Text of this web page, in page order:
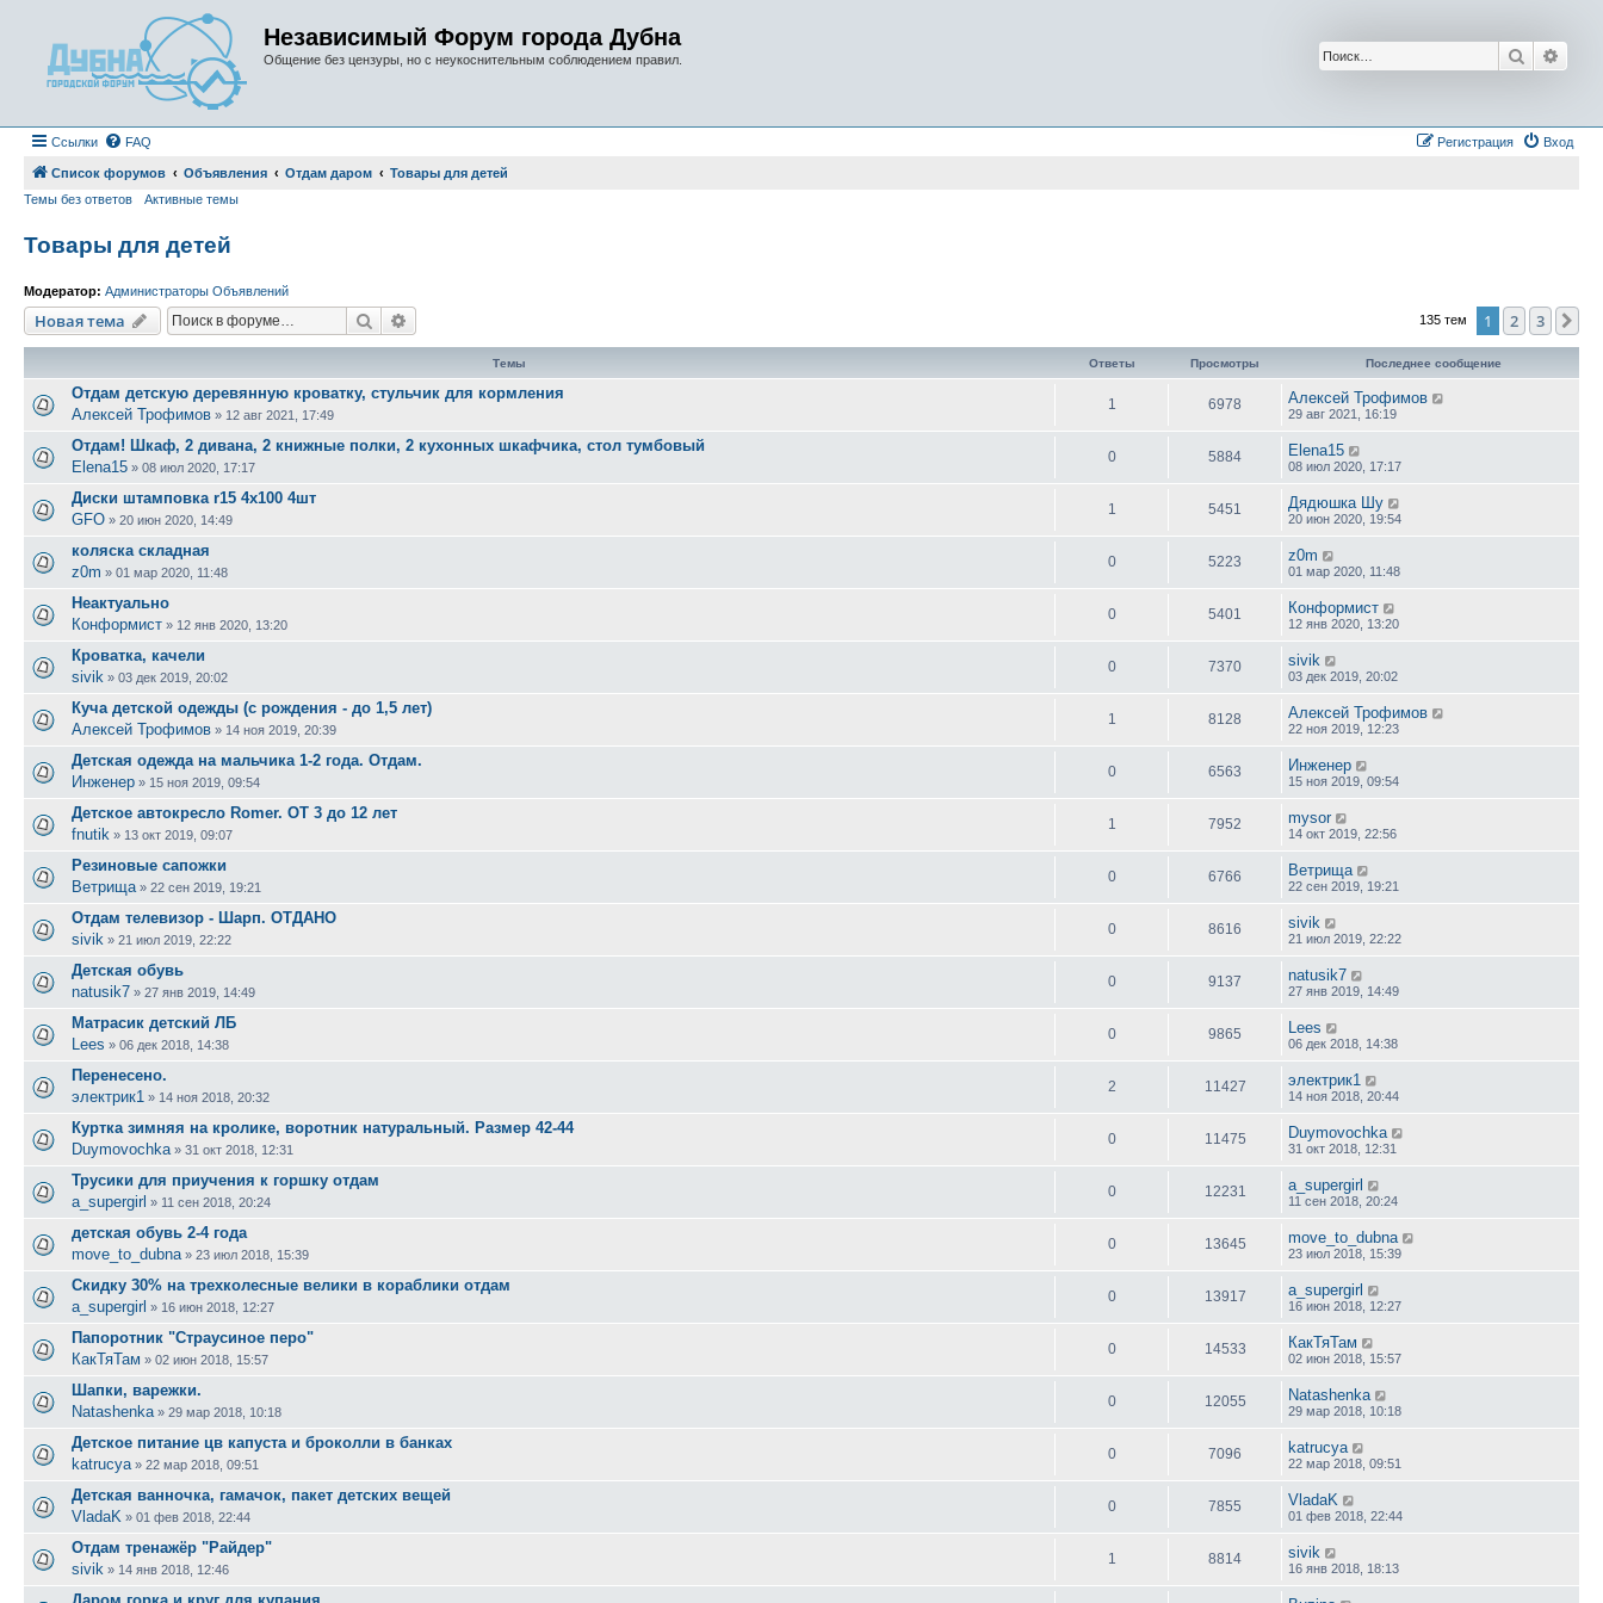
Независимый Форум города Дубна
Общение без цензуры, но с неукоснительным соблюдением правил. Поиск
Ссылки FAQ Вход
Регистрация
Список форумов Объявления Отдам даром
Товары для детей
Темы без ответов
Активные темы
Товары для детей
Модератор: Администраторы Объявлений
Новая тема Поиск 135 тем 1 2 3
Темы Ответы Просмотры Последнее сообщение
Отдам детскую деревянную кроватку, стульчик для кормления
Алексей Трофимов » 12 авг 2021, 17:49
1 6978 Алексей Трофимов
29 авг 2021, 16:19
Отдам! Шкаф, 2 дивана, 2 книжные полки, 2 кухонных шкафчика, стол тумбовый
Elena15 » 08 июл 2020, 17:17
0 5884 Elena15
08 июл 2020, 17:17
Диски штамповка r15 4х100 4шт
GFO » 20 июн 2020, 14:49
1 5451 Дядюшка Шу
20 июн 2020, 19:54
коляска складная
z0m » 01 мар 2020, 11:48
0 5223 z0m
01 мар 2020, 11:48
Неактуально
Конформист » 12 янв 2020, 13:20
0 5401 Конформист
12 янв 2020, 13:20
Кроватка, качели
sivik » 03 дек 2019, 20:02
0 7370 sivik
03 дек 2019, 20:02
Куча детской одежды (с рождения - до 1,5 лет)
Алексей Трофимов » 14 ноя 2019, 20:39
1 8128 Алексей Трофимов
22 ноя 2019, 12:23
Детская одежда на мальчика 1-2 года. Отдам.
Инженер » 15 ноя 2019, 09:54
0 6563 Инженер
15 ноя 2019, 09:54
Детское автокресло Romer. ОТ 3 до 12 лет
fnutik » 13 окт 2019, 09:07
1 7952 mysor
14 окт 2019, 22:56
Резиновые сапожки
Ветрища » 22 сен 2019, 19:21
0 6766 Ветрища
22 сен 2019, 19:21
Отдам телевизор - Шарп. ОТДАНО
sivik » 21 июл 2019, 22:22
0 8616 sivik
21 июл 2019, 22:22
Детская обувь
natusik7 » 27 янв 2019, 14:49
0 9137 natusik7
27 янв 2019, 14:49
Матрасик детский ЛБ
Lees » 06 дек 2018, 14:38
0 9865 Lees
06 дек 2018, 14:38
Перенесено.
электрик1 » 14 ноя 2018, 20:32
2 11427 электрик1
14 ноя 2018, 20:44
Куртка зимняя на кролике, воротник натуральный. Размер 42-44
Duymovochka » 31 окт 2018, 12:31
0 11475 Duymovochka
31 окт 2018, 12:31
Трусики для приучения к горшку отдам
a_supergirl » 11 сен 2018, 20:24
0 12231 a_supergirl
11 сен 2018, 20:24
детская обувь 2-4 года
move_to_dubna » 23 июл 2018, 15:39
0 13645 move_to_dubna
23 июл 2018, 15:39
Скидку 30% на трехколесные велики в кораблики отдам
a_supergirl » 16 июн 2018, 12:27
0 13917 a_supergirl
16 июн 2018, 12:27
Папоротник "Страусиное перо"
КакТяТам » 02 июн 2018, 15:57
0 14533 КакТяТам
02 июн 2018, 15:57
Шапки, варежки.
Natashenka » 29 мар 2018, 10:18
0 12055 Natashenka
29 мар 2018, 10:18
Детское питание цв капуста и броколли в банках
katrucya » 22 мар 2018, 09:51
0 7096 katrucya
22 мар 2018, 09:51
Детская ванночка, гамачок, пакет детских вещей
VladaK » 01 фев 2018, 22:44
0 7855 VladaK
01 фев 2018, 22:44
Отдам тренажёр "Райдер"
sivik » 14 янв 2018, 12:46
1 8814 sivik
16 янв 2018, 18:13
Даром горка и круг для купания